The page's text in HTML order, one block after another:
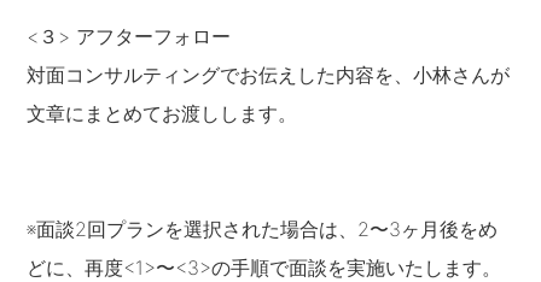
<３> アフターフォロー
対面コンサルティングでお伝えした内容を、小林さんが
文章にまとめてお渡しします。
※面談2回プランを選択された場合は、2〜3ヶ月後をめ
どに、再度<1>〜<3>の手順で面談を実施いたします。